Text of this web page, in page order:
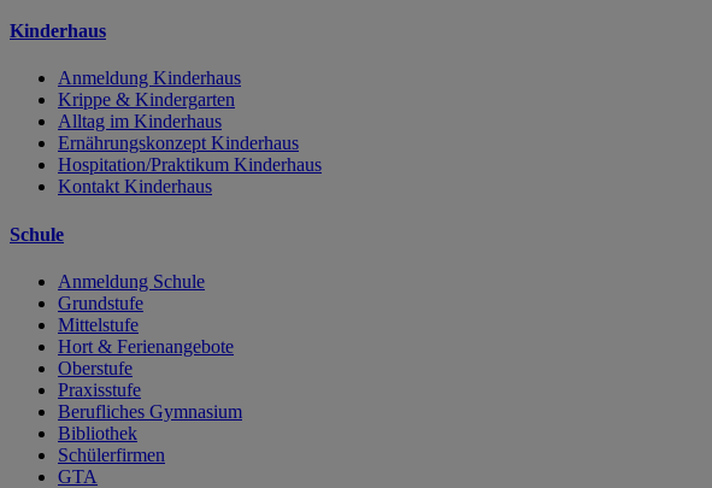
Kinderhaus
Anmeldung Kinderhaus
Krippe & Kindergarten
Alltag im Kinderhaus
Ernährungskonzept Kinderhaus
Hospitation/Praktikum Kinderhaus
Kontakt Kinderhaus
Schule
Anmeldung Schule
Grundstufe
Mittelstufe
Hort & Ferienangebote
Oberstufe
Praxisstufe
Berufliches Gymnasium
Bibliothek
Schülerfirmen
GTA